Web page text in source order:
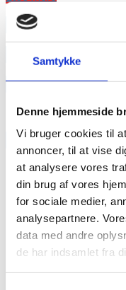
Samtykke
Denne hjemmeside
Vi bruger cookies til
annoncer, til at vise
at analysere vores
din brug af vores
for sociale medier,
analysepartnere.
data med andre
de har indsamlet fra
annonce
annonce
Like us
RAINBOW